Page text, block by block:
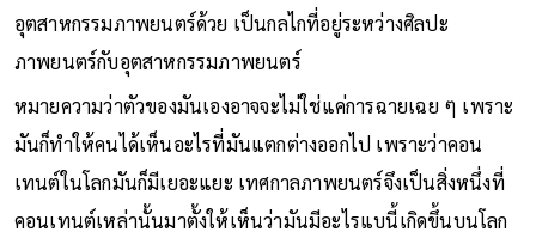
อุตสาหกรรมภาพยนตร์ด้วย เป็นกลไกที่อยู่ระหว่างศิลปะ
ภาพยนตร์กับอุตสาหกรรมภาพยนตร์
หมายความว่าตัวของมันเองอาจจะไม่ใช่แค่การฉายเฉย ๆ เพราะ
มันก็ทําให้คนได้เห็นอะไรที่มันแตกต่างออกไป เพราะว่าคอน
เทนต์ในโลกมันก็มีเยอะแยะ เทศกาลภาพยนตร์จึงเป็นสิ่งหนึ่งที่
คอนเทนต์เหล่านั้นมาตั้งให้เห็นว่ามันมีอะไรแบนี้เกิดขึ้นบนโลก